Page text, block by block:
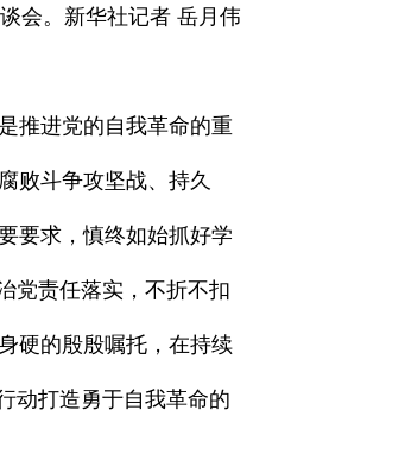
会。新华社记者 岳月伟
推进党的自我革命的重
败斗争攻坚战、持久
要求，慎终如始抓好学
党责任落实，不折不扣
硬的殷殷嘱托，在持续
动打造勇于自我革命的